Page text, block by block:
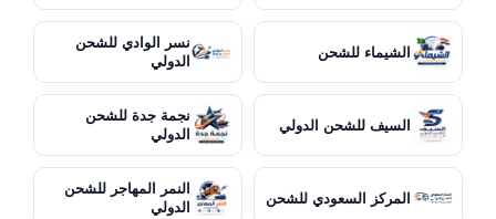
الشيماء للشحن
نسر الوادي للشحن
الدولي
السيف للشحن الدولي
نجمة جدة للشحن
الدولي
المركز السعودي للشحن
النمر المهاجر للشحن
الدولي